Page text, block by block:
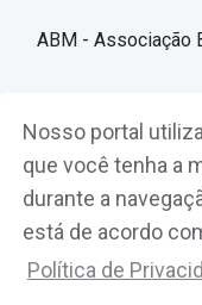
Nosso portal
que você tenha a
durante a
está de acordo
Política de
ABM - Associação